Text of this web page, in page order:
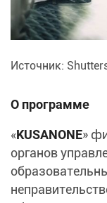
Источник:
О программе
«KUSANONE»
органов